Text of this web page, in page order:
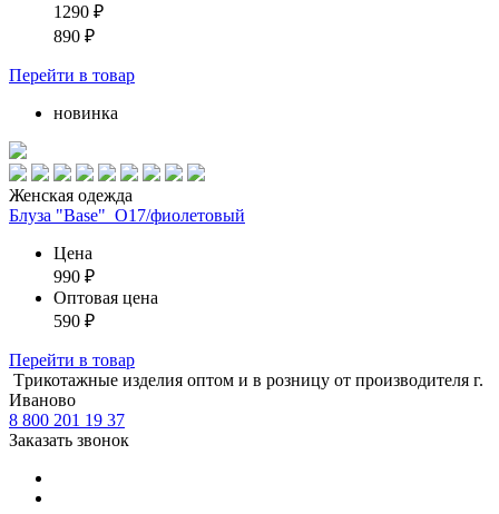
1290 ₽
890 ₽
Перейти в товар
новинка
Женская одежда
Блуза "Base"_О17/фиолетовый
Цена
990 ₽
Оптовая цена
590 ₽
Перейти в товар
Tрикотажные изделия оптом и в розницу от производителя г.
Иваново
8 800 201 19 37
Заказать звонок